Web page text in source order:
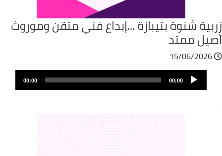
شنوة بتيبازة ...إبداع فني متقن وموروث
ممتد
15/06/2026
Audio
Player
00:00
00:00